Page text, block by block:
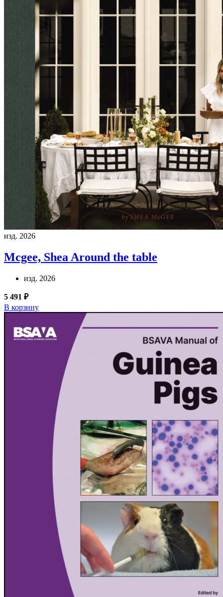
изд. 2026
Mcgee, Shea Around the table
изд. 2026
5 491 ₽
В корзину